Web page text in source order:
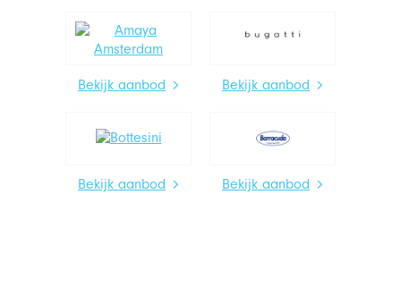
Bekijk aanbod Bekijk aanbod
Bekijk aanbod Bekijk aanbod